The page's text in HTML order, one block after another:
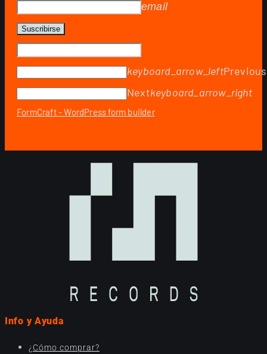
email
Suscribirse
keyboard_arrow_leftPrevious
Nextkeyboard_arrow_right
FormCraft - WordPress form builder
Info y Ayuda
¿Cómo comprar?